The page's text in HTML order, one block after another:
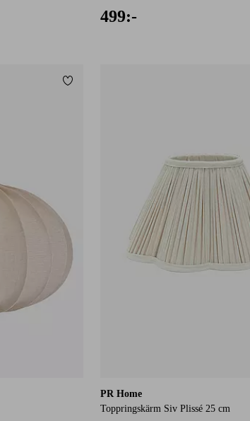
499:-
Lägg till i favoriter
PR Home
Toppringskärm Siv Plissé 25 cm